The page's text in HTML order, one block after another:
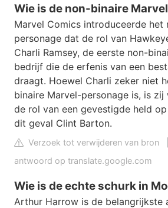
Wie is de non-binaire
Marvel Comics introduceerde het
personage dat de rol van
Charli Ramsey, de eerste non-
bedrijf die de erfenis van een
draagt. Hoewel Charli zeker niet
binaire Marvel-personage is, is
de rol van een gevestigde held
dit geval Clint Barton.
Verzoek tot verwijderen van bron
antwoord op translate.google.com
Wie is de echte schurk in
Arthur Harrow is de belangrijkste